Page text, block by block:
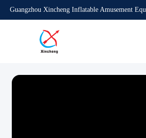
Guangzhou Xincheng Inflatable Amusement